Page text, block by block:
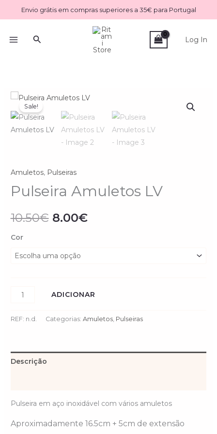
to
Envio grátis em compras superiores a 35€ para Portugal
Search Log In
Sale!
Amuletos, Pulseiras
Pulseira Amuletos LV
10.50€
O
preço
original
10.50€.
8.00€
O
preço
atual
8.00€.
Cor
Quantidade
de
Pulseira
Amuletos
ADICIONAR
REF: n.d. Categorias: Amuletos, Pulseiras
Descrição
Pulseira em aço inoxidável com vários amuletos
Aproximadamente 16.5cm + 5cm de extensão